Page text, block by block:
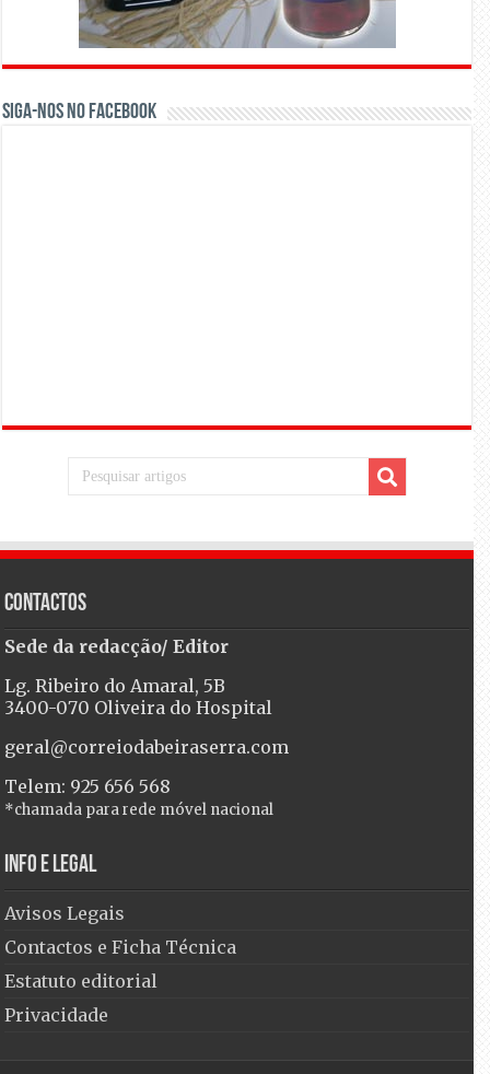
Siga-nos no Facebook
Contactos
Sede da redacção/ Editor
Lg. Ribeiro do Amaral, 5B
3400-070 Oliveira do Hospital
geral@correiodabeiraserra.com
Telem: 925 656 568
*chamada para rede móvel nacional
Info e Legal
Avisos Legais
Contactos e Ficha Técnica
Estatuto editorial
Privacidade